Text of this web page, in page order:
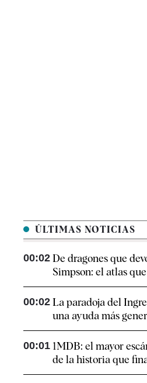
ÚLTIMAS NOTICIAS
00:02 De dragones que
Simpson: el atlas
00:02 La paradoja del
una ayuda más
00:01 1MDB: el mayor
de la historia que